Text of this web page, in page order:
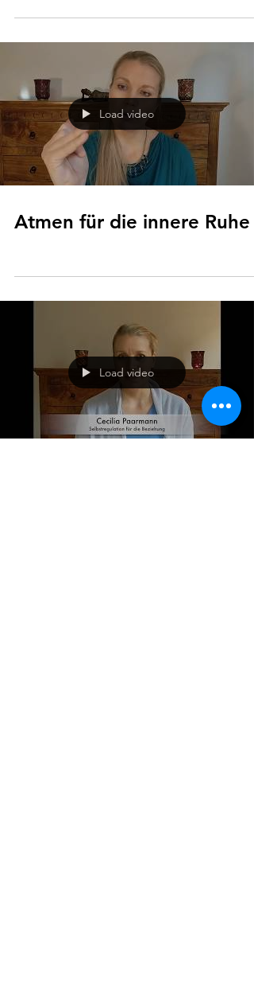
Load video
Atmen für die innere Ruhe
Load video